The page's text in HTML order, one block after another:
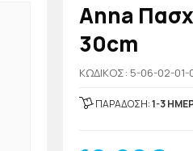
Anna
30cm
KΩΔΙΚΟΣ: 5-06-02-01-
ΠΑΡΑΔΟΣΗ:1-3